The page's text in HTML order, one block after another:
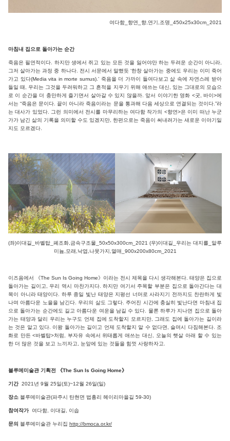
여다함_향연_향,연기,조명_450x25x30cm_2021
마침내 집으로 돌아가는 순간
죽음은 필연적이다. 하지만 생에서 쥐고 있는 모든 것을 잃어야만 하는 두려운 순간이 아니라,
그저 살아가는 과정 중 하나다. 전시 서문에서 말했듯 ‘한창 살아가는 중에도 우리는 이미 죽어
가고 있다(Media vita in morte sumus).’ 죽음을 더 가까이 들여다보고 삶 속에 자연스레 받아
들일 때, 우리는 그것을 두려워하고 그 흔적을 지우기 위해 애쓰는 대신, 있는 그대로의 모습으
로 이 순간을 더 충만하게 즐기면서 살아갈 수 있지 않을까. 앞서 이야기한 영화 <굿, 바이>에
서는 “죽음은 문이다. 끝이 아니라 죽음이라는 문을 통과해 다음 세상으로 연결되는 것이다.”라
는 대사가 있었다. 그런 의미에서 전시를 마무리하는 여다함 작가의 <향연>은 이미 떠난 누군
가가 남긴 삶의 기록을 의미할 수도 있겠지만, 한편으로는 죽음이 써내려가는 새로운 이야기일
지도 모르겠다.
(좌)이대길_바벨탑_폐조화,금속구조물_50x50x300cm_2021 (우)이대길_우리는 대지를_알루
미늄,모래,낙엽,나뭇가지,열매_900x200x80cm_2021
이즈음에서 《The Sun Is Going Home》이라는 전시 제목을 다시 생각해본다. 태양은 집으로
돌아가는 길이고, 우리 역시 마찬가지다. 하지만 여기서 주목할 부분은 집으로 돌아간다는 대
목이 아니라 태양이다. 하루 종일 빛난 태양은 지평선 너머로 사라지기 전까지도 찬란하게 빛
나며 아름다운 노을을 남긴다. 우리의 삶도 그렇다. 주어진 시간에 충실히 빛난다면 마침내 집
으로 돌아가는 순간에도 길고 아름다운 여운을 남길 수 있다. 물론 하루가 지나면 집으로 돌아
가는 태양과 달리 우리는 누구도 언제 집에 도착할지 모르지만, 그래도 집에 돌아가는 길이라
는 것은 알고 있다. 이왕 돌아가는 길이고 언제 도착할지 알 수 없다면, 슬며시 다짐해본다. 조
화로 만든 <바벨탑>처럼, 부자유 속에서 위태롭게 애쓰는 대신, 오늘의 햇살 아래 할 수 있는
한 더 많은 것을 보고 느끼자고, 눈앞에 있는 것들을 힘껏 사랑하자고.
블루메미술관 기획전 《The Sun Is Going Home》
기간 2021년 9월 25일(토)~12월 26일(일)
장소 블루메미술관(파주시 탄현면 법흥리 헤이리마을길 59-30)
참여작가여다함, 이대길, 이솝
문의 블루메미술관 누리집 http://bmoca.or.kr/